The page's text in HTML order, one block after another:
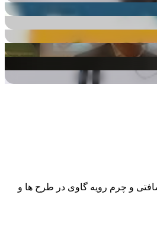
و چرم رویه گاوی در طرح ها و